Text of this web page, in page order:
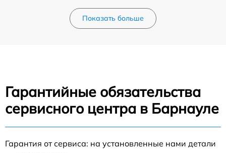
Показать больше
Гарантийные обязательства
сервисного центра в Барнауле
Гарантия от сервиса: на установленные нами детали